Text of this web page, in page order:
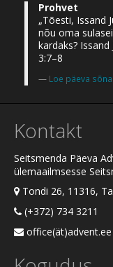
Prohvet
„Tõesti, Issand
nõu oma
kardaks? Issand
3:7–8
Loe päeva sõna
Kontakt
Seitsmenda Päeva
ülemaailmsesse
Tondi 26, 11316,
(+372) 734 3211
office(ät)advent.ee